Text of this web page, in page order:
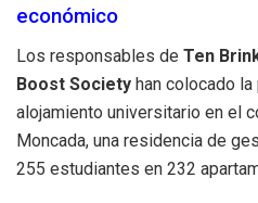
económico
Los responsables de Ten
Boost Society han colocado
alojamiento universitario en el
Moncada, una residencia de
255 estudiantes en 232